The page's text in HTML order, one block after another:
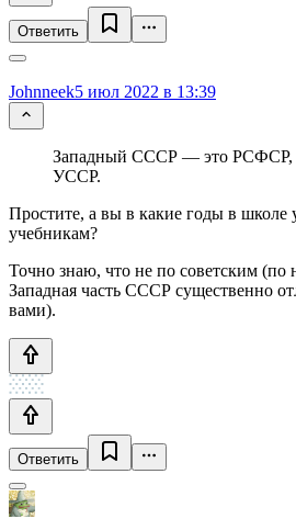
Ответить
Johnneek5 июл 2022 в 13:39
Западный СССР — это
УССР.
Простите, а вы в какие годы в школе
учебникам?
Точно знаю, что не по советским (по
Западная часть СССР существенно
вами).
Ответить